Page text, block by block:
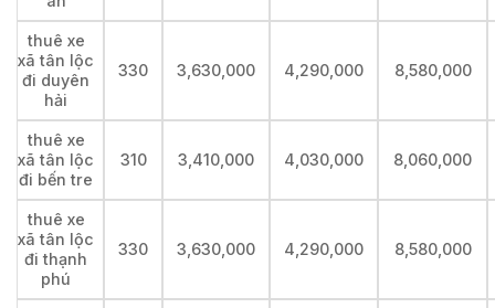
thuê xe
xã tân lộc
đi duyên
hải
330 3,630,000 4,290,000 8,580,000
thuê xe
xã tân lộc
đi bến tre
310 3,410,000 4,030,000 8,060,000
thuê xe
xã tân lộc
đi thạnh
phú
330 3,630,000 4,290,000 8,580,000